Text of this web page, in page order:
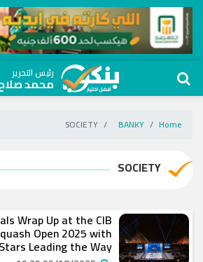
رئيس التحرير
محمد
Home
BANKY
SOCIETY
SOCIETY
Wrap Up at the CIB
Open 2025 with
Leading the Way